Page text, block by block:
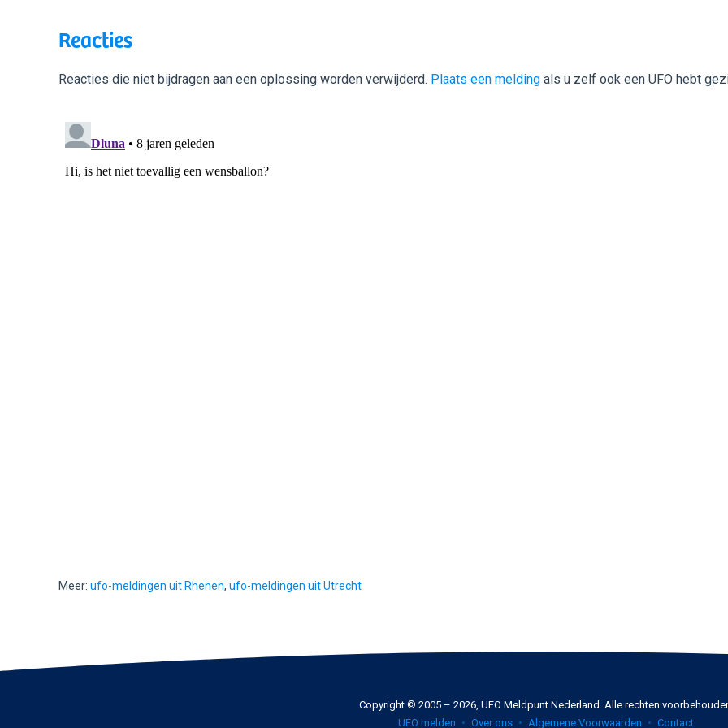
Reacties
Reacties die niet bijdragen aan een oplossing worden verwijderd. Plaats een melding als u zelf ook een UFO hebt
Meer: ufo-meldingen uit Rhenen, ufo-meldingen uit Utrecht
Copyright © 2005 – 2026, UFO Meldpunt Nederland. Alle rechten
UFO melden
Over ons Algemene Voorwaarden Contact